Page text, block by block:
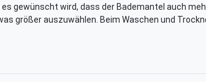
gewünscht wird, dass der Bademantel auch
größer auszuwählen. Beim Waschen und